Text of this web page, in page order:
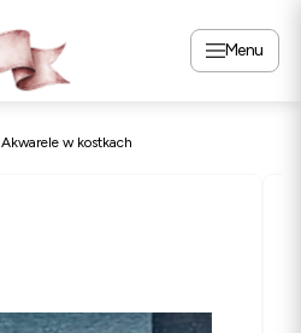
Menu
Akwarele w kostkach